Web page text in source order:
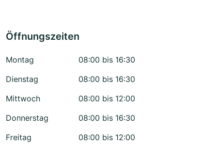
Öffnungszeiten
Montag
08:00 bis 16:30
Dienstag
08:00 bis 16:30
Mittwoch
08:00 bis 12:00
Donnerstag
08:00 bis 16:30
Freitag
08:00 bis 12:00